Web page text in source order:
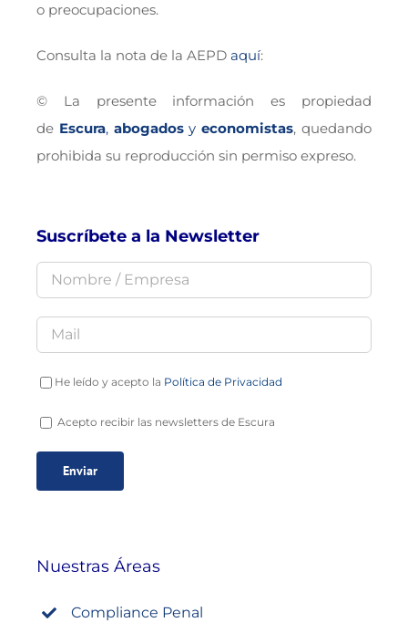
o preocupaciones.
Consulta la nota de la AEPD aquí:
© La presente información es propiedad
de Escura, abogadosyeconomistas, quedando
prohibida su reproducción sin permiso expreso.
Suscríbete a la Newsletter
He leído y acepto la Política de Privacidad
Acepto recibir las newsletters de Escura
Nuestras Áreas
Compliance Penal